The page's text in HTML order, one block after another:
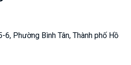
Phường Bình Tân, Thành phố Hồ